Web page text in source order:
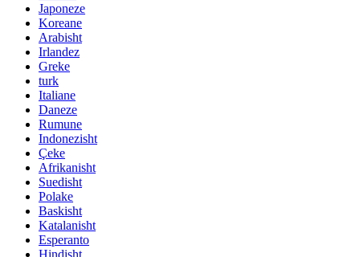
Japoneze
Koreane
Arabisht
Irlandez
Greke
turk
Italiane
Daneze
Rumune
Indonezisht
Çeke
Afrikanisht
Suedisht
Polake
Baskisht
Katalanisht
Esperanto
Hindisht